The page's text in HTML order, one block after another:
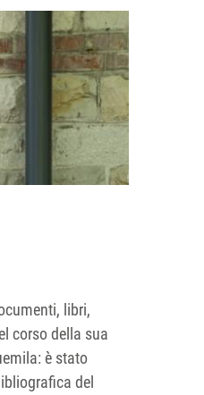
libri,
corso della sua
è stato
del